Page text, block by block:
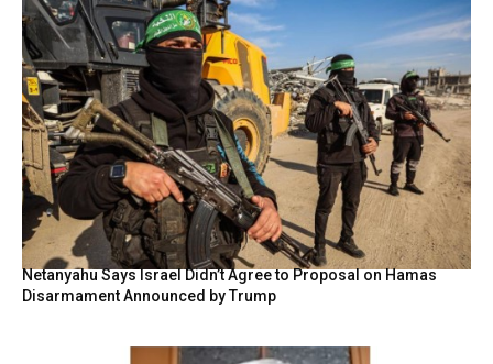
Netanyahu Says Israel Didn’t Agree to Proposal on Hamas
Disarmament Announced by Trump